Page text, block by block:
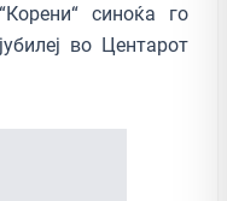
синоќа го
во Центарот